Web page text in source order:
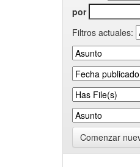
por
Filtros actuales:
Comenzar